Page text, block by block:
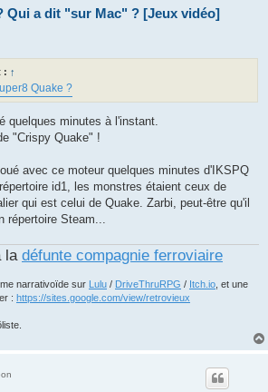
Qui a dit "sur Mac" ? [Jeux vidéo]
: ↑
Quake ?
quelques minutes à l'instant.
"Crispy Quake" !
avec ce moteur quelques minutes d'IKSPQ
id1, les monstres étaient ceux de
qui est celui de Quake. Zarbi, peut-être qu'il
répertoire Steam...
la défunte compagnie ferroviaire
narrativoïde sur Lulu / DriveThruRPG / Itch.io , et une
: https://sites.google.com/view/retrovieux